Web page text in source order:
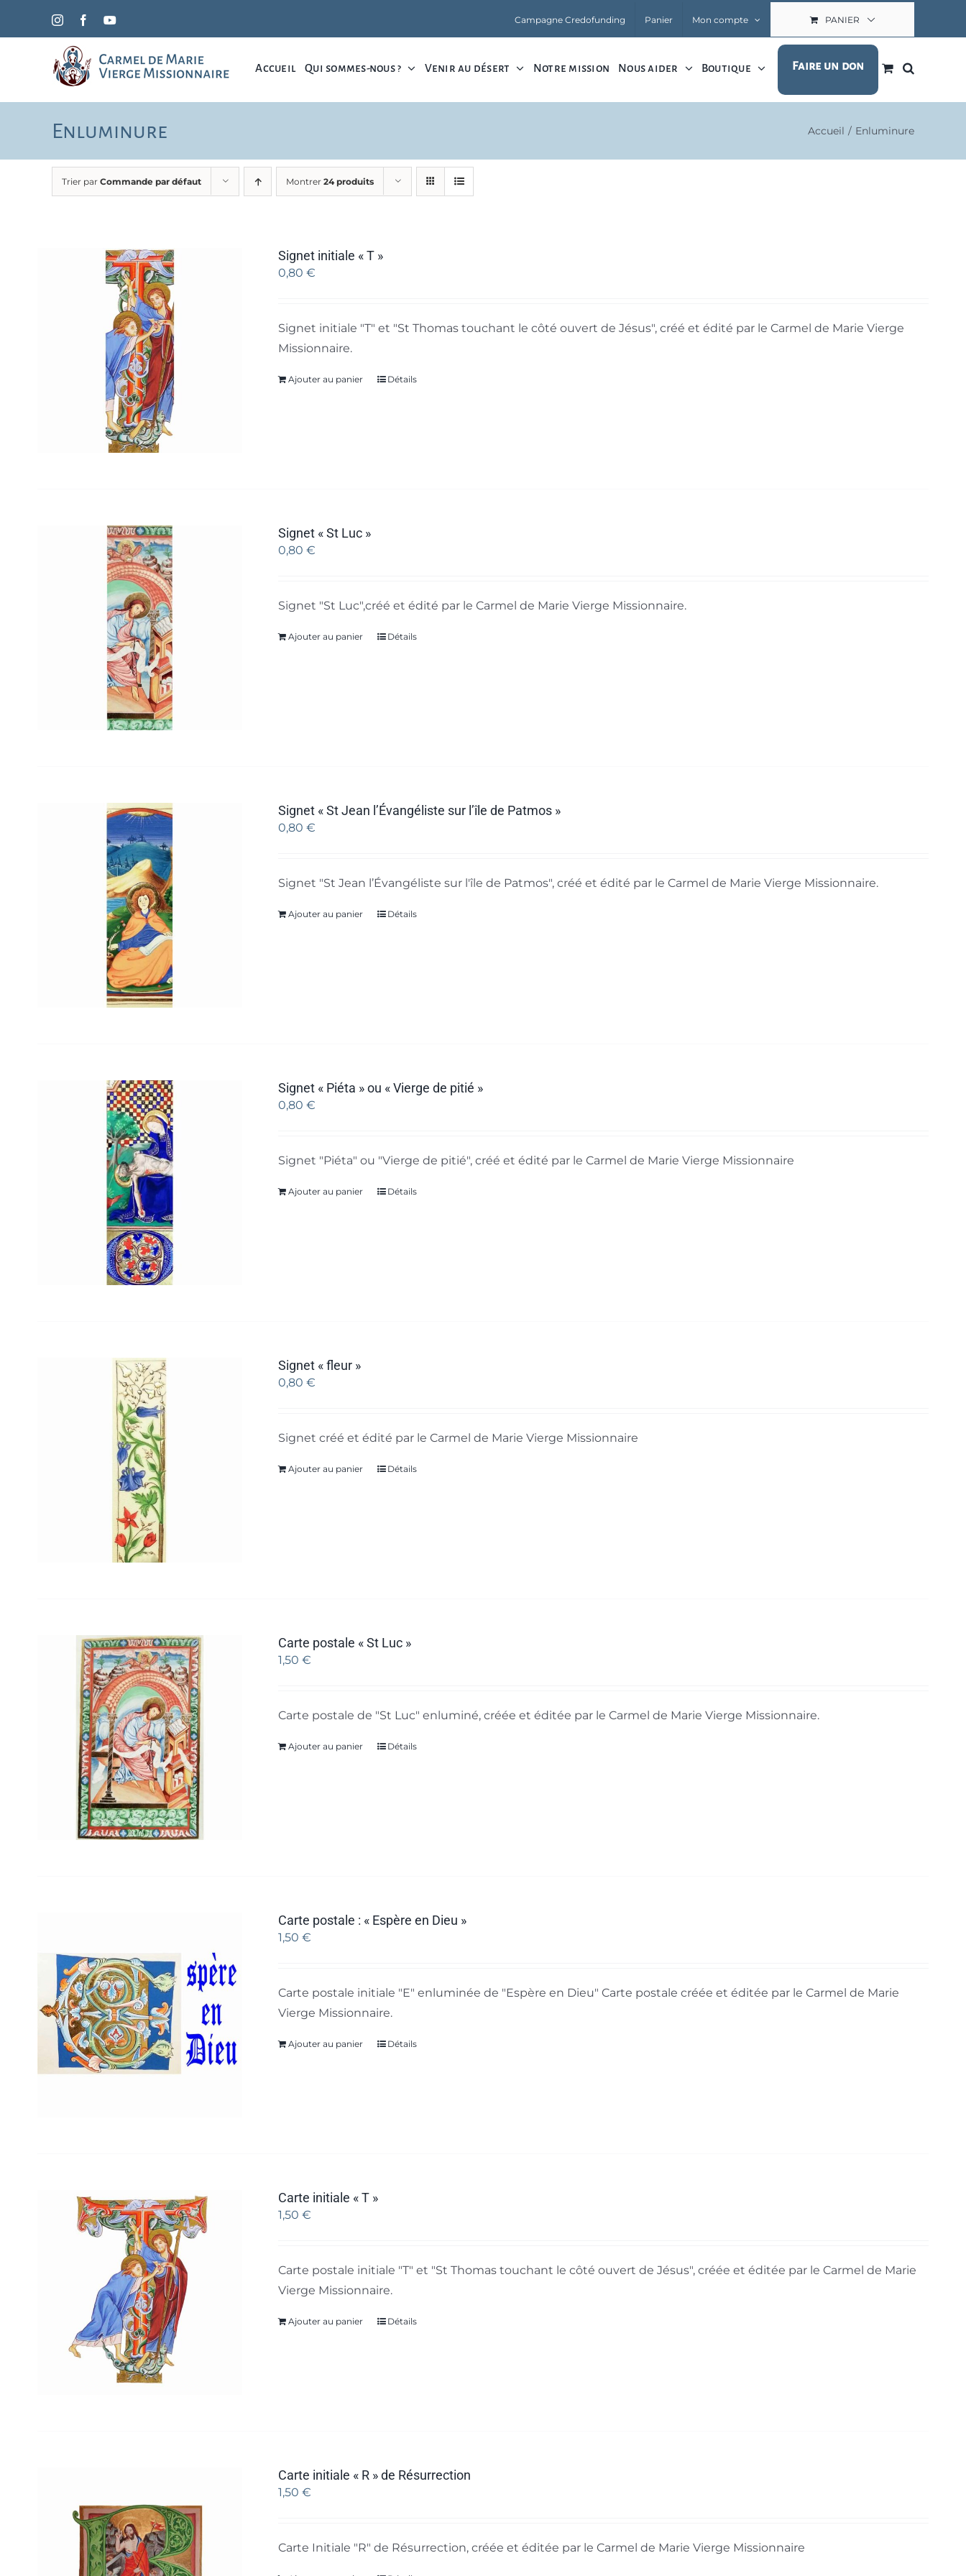
InstagramFacebookYouTube Campagne Credofunding Panier Mon compte PANIER
Accueil Qui sommes-nous ? Venir au désert Notre mission Nous aider Boutique Faire un don
Enluminure Accueil Enluminure
Trier par Commande par défaut Montrer 24 produits
Signet initiale « T »
0,80 €
Signet initiale "T" et "St Thomas touchant le côté ouvert de Jésus", créé et édité par le Carmel de Marie Vierge
Missionnaire.
Ajouter au panier Détails
Signet « St Luc »
0,80 €
Signet "St Luc",créé et édité par le Carmel de Marie Vierge Missionnaire.
Ajouter au panier Détails
Signet « St Jean l’Évangéliste sur l’île de Patmos »
0,80 €
Signet "St Jean l’Évangéliste sur l'île de Patmos", créé et édité par le Carmel de Marie Vierge Missionnaire.
Ajouter au panier Détails
Signet « Piéta » ou « Vierge de pitié »
0,80 €
Signet "Piéta" ou "Vierge de pitié", créé et édité par le Carmel de Marie Vierge Missionnaire
Ajouter au panier Détails
Signet « fleur »
0,80 €
Signet créé et édité par le Carmel de Marie Vierge Missionnaire
Ajouter au panier Détails
Carte postale « St Luc »
1,50 €
Carte postale de "St Luc" enluminé, créée et éditée par le Carmel de Marie Vierge Missionnaire.
Ajouter au panier Détails
Carte postale : « Espère en Dieu »
1,50 €
Carte postale initiale "E" enluminée de "Espère en Dieu" Carte postale créée et éditée par le Carmel de Marie
Vierge Missionnaire.
Ajouter au panier Détails
Carte initiale « T »
1,50 €
Carte postale initiale "T" et "St Thomas touchant le côté ouvert de Jésus", créée et éditée par le Carmel de Marie
Vierge Missionnaire.
Ajouter au panier Détails
Carte initiale « R » de Résurrection
1,50 €
Carte Initiale "R" de Résurrection, créée et éditée par le Carmel de Marie Vierge Missionnaire